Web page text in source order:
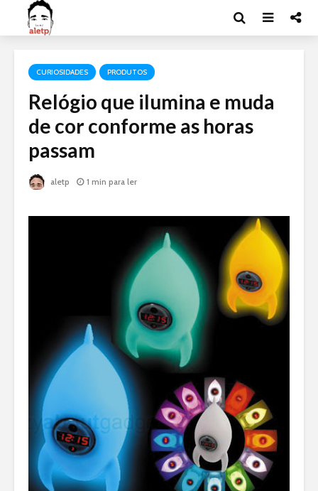
CURIOSIDADES PRODUTOS
Relógio que ilumina e muda
de cor conforme as horas
passam
aletp 1 min para ler